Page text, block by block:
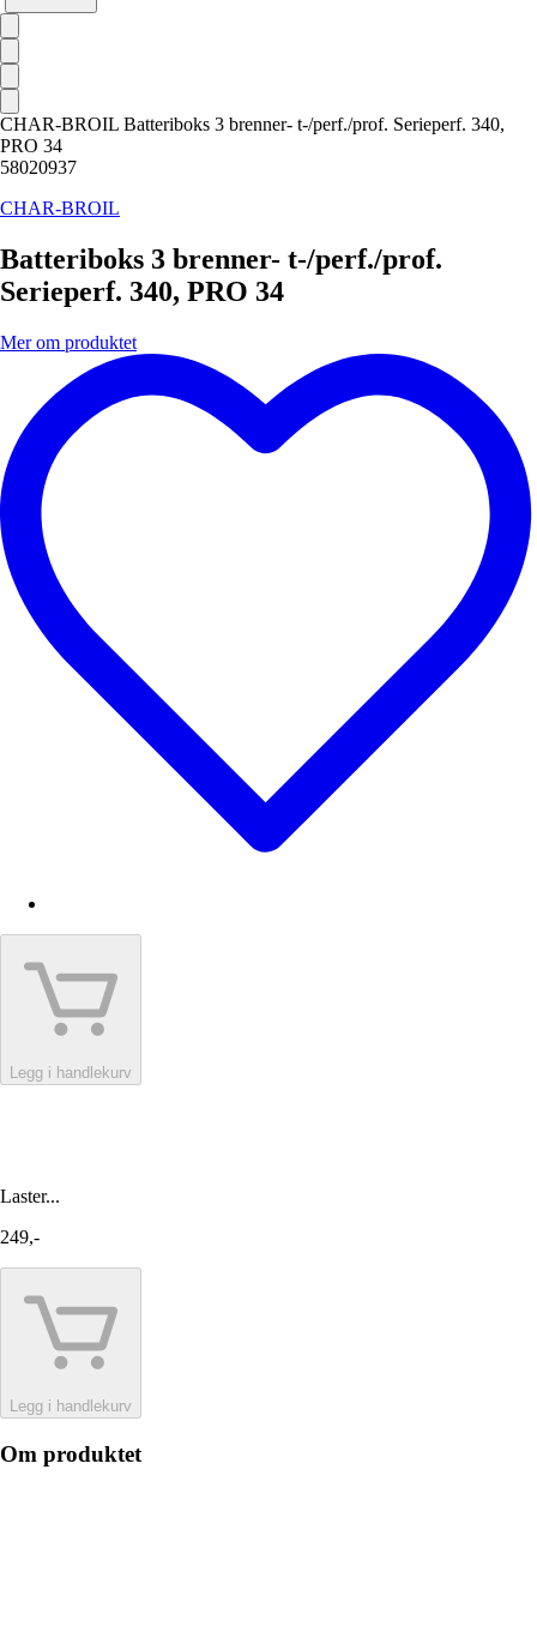
CHAR-BROIL Batteriboks 3 brenner- t-/perf./prof. Serieperf. 340,
PRO 34
58020937
CHAR-BROIL
Batteriboks 3 brenner- t-/perf./prof.
Serieperf. 340, PRO 34
Mer om produktet
Legg i handlekurv
Laster...
249,-
Legg i handlekurv
Om produktet